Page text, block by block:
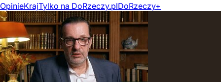
OpinieKrajTylko na DoRzeczy.plDoRzeczy+